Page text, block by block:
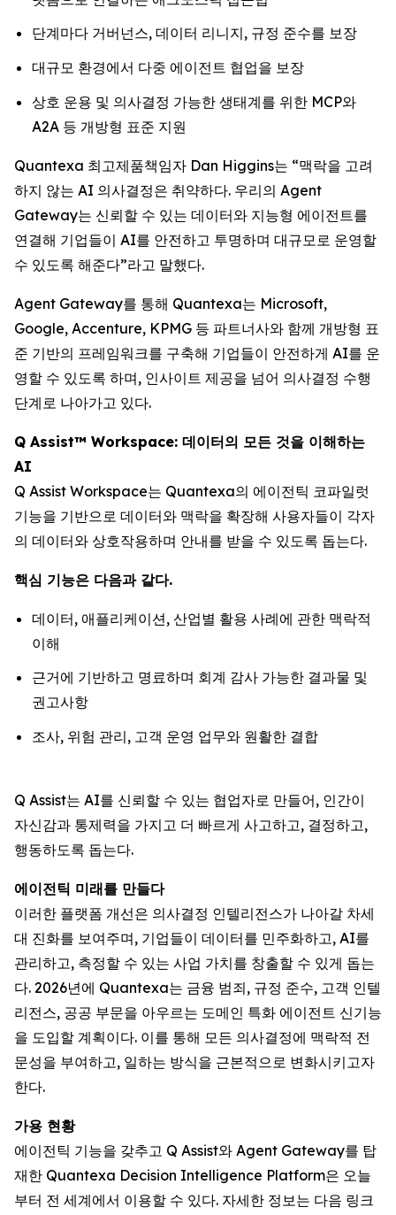
단계마다 거버넌스, 데이터 리니지, 규정 준수를 보장
대규모 환경에서 다중 에이전트 협업을 보장
상호 운용 및 의사결정 가능한 생태계를 위한 MCP와
A2A 등 개방형 표준 지원
Quantexa 최고제품책임자 Dan Higgins는 “맥락을 고려
하지 않는 AI 의사결정은 취약하다. 우리의 Agent
Gateway는 신뢰할 수 있는 데이터와 지능형 에이전트를
연결해 기업들이 AI를 안전하고 투명하며 대규모로 운영할
수 있도록 해준다”라고 말했다.
Agent Gateway를 통해 Quantexa는 Microsoft,
Google, Accenture, KPMG 등 파트너사와 함께 개방형 표
준 기반의 프레임워크를 구축해 기업들이 안전하게 AI를 운
영할 수 있도록 하며, 인사이트 제공을 넘어 의사결정 수행
단계로 나아가고 있다.
Q Assist™ Workspace: 데이터의 모든 것을 이해하는
AI
Q Assist Workspace는 Quantexa의 에이전틱 코파일럿
기능을 기반으로 데이터와 맥락을 확장해 사용자들이 각자
의 데이터와 상호작용하며 안내를 받을 수 있도록 돕는다.
핵심 기능은 다음과 같다.
데이터, 애플리케이션, 산업별 활용 사례에 관한 맥락적
이해
근거에 기반하고 명료하며 회계 감사 가능한 결과물 및
권고사항
조사, 위험 관리, 고객 운영 업무와 원활한 결합
Q Assist는 AI를 신뢰할 수 있는 협업자로 만들어, 인간이
자신감과 통제력을 가지고 더 빠르게 사고하고, 결정하고,
행동하도록 돕는다.
에이전틱 미래를 만들다
이러한 플랫폼 개선은 의사결정 인텔리전스가 나아갈 차세
대 진화를 보여주며, 기업들이 데이터를 민주화하고, AI를
관리하고, 측정할 수 있는 사업 가치를 창출할 수 있게 돕는
다. 2026년에 Quantexa는 금융 범죄, 규정 준수, 고객 인텔
리전스, 공공 부문을 아우르는 도메인 특화 에이전트 신기능
을 도입할 계획이다. 이를 통해 모든 의사결정에 맥락적 전
문성을 부여하고, 일하는 방식을 근본적으로 변화시키고자
한다.
가용 현황
에이전틱 기능을 갖추고 Q Assist와 Agent Gateway를 탑
재한 Quantexa Decision Intelligence Platform은 오늘
부터 전 세계에서 이용할 수 있다. 자세한 정보는 다음 링크